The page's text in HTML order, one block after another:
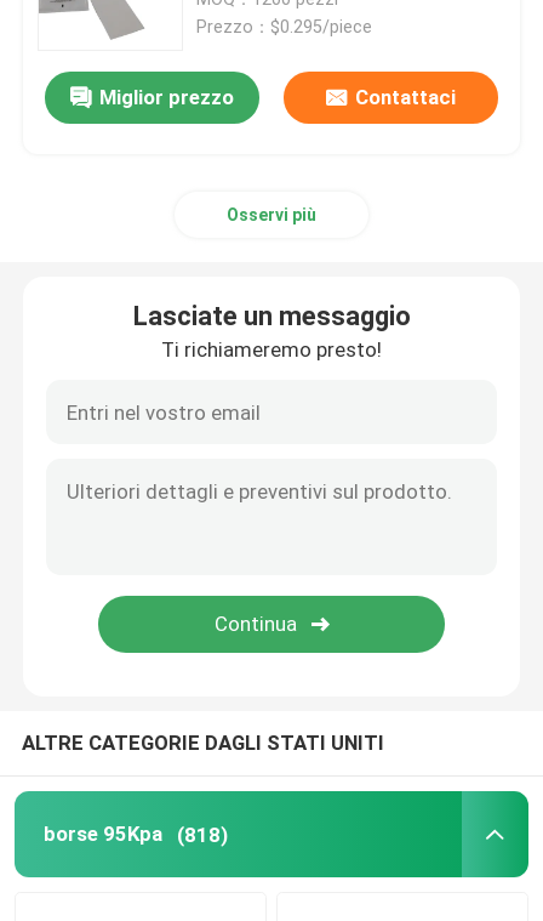
Scatola medica dell'esemplare
Contenitori di trasporto del refrigerante
Rifornimenti medici del laccio emostatico
tubo centrifugo
per il trasporto di campioni
De Muestras
Prezzo：$0.295/piece
Miglior prezzo Contattaci
Osservi più
Lasciate un messaggio
Ti richiameremo presto!
ALTRE CATEGORIE DAGLI STATI UNITI
borse 95Kpa (818)